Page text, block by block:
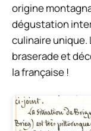
origine
dégustation
culinaire
braserade et
la française !